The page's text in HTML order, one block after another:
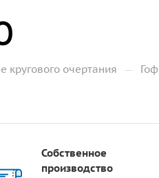
кругового очертания —
Собственное
производство